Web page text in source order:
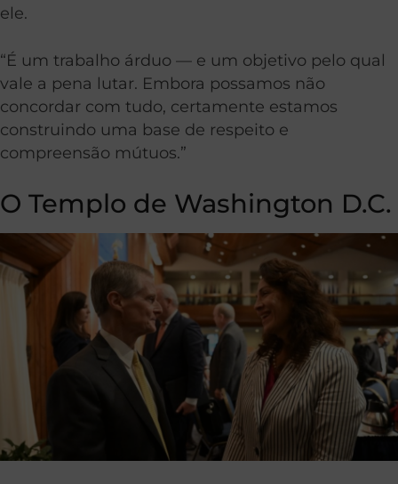
ele.
“É um trabalho árduo — e um objetivo pelo qual
vale a pena lutar. Embora possamos não
concordar com tudo, certamente estamos
construindo uma base de respeito e
compreensão mútuos.”
O Templo de Washington D.C.